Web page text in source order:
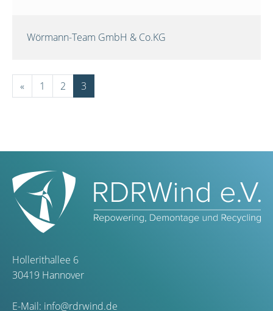
Wörmann-Team GmbH & Co.KG
« 1 2 3
Hollerithallee 6
30419 Hannover
E-Mail: info@rdrwind.de